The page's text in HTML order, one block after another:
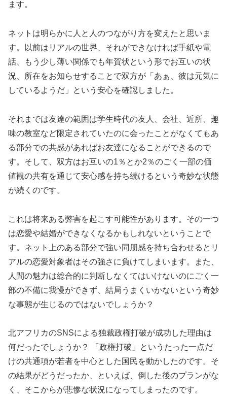
ます。
ネットは明らかに人と人のつながり方を変えたと思いま
す。以前はリアルの世界、それができなければ手紙や電
話、もう少し薄い関係でも年賀状という形でお互いの状
況、所在をお知らせすることで双方が「あぁ、彼は元気に
しているようだ」という安心を確認しました。
それまでは友達の範囲は学生時代の友人、会社、近所、趣
味の教室など限定されていたのに会ったことがなくてもあ
る部分での共感があればお友達になることができるので
す。そして、双方はお互いの1％とか2％のごく一部の価
値観の共有を通じて安心感を持ち続けるという奇妙な状態
が続くのです。
これは将来ある弊害を起こす可能性があります。その一つ
は恋愛や結婚ができなくなるかもしれないということで
す。ネット上のある部分で強い同朋感を持ち合わせるとリ
アルの恋愛対象者はその強さに負けてしまいます。また、
人間の魅力は総合的に判断しなくてはいけないのにごく一
部の不備に我慢ができず、結局うまくいかないという奇妙
な事態が生じるのではないでしょうか？
北アフリカのSNSによる独裁政権打破が成功した理由は
何だったでしょうか？ 「政権打破」というたった一点だ
けの共通項が若者を中心とした国民を動かしたのです。そ
の結果がどうだったか、といえば、倒した後のプランがな
く、そこからが悲惨な状況になってしまったのです。